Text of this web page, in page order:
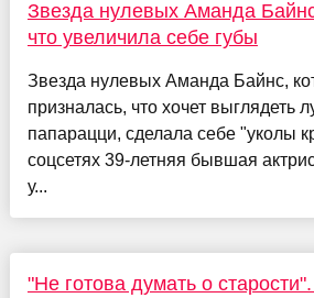
Звезда нулевых Аманда
что увеличила себе губы
Звезда нулевых Аманда Байнс,
призналась, что хочет выглядеть
папарацци, сделала себе "уколы
соцсетях 39-летняя бывшая
у...
"Не готова думать о